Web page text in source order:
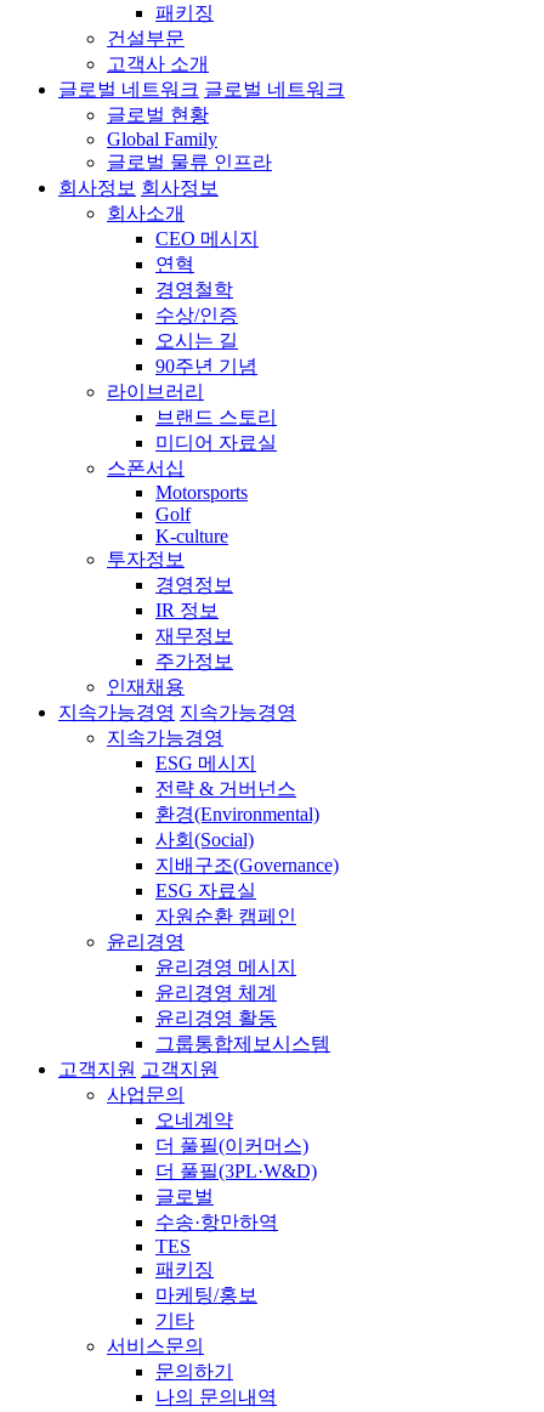
패키징
건설부문
고객사 소개
글로벌 네트워크 글로벌 네트워크
글로벌 현황
Global Family
글로벌 물류 인프라
회사정보 회사정보
회사소개
CEO 메시지
연혁
경영철학
수상/인증
오시는 길
90주년 기념
라이브러리
브랜드 스토리
미디어 자료실
스폰서십
Motorsports
Golf
K-culture
투자정보
경영정보
IR 정보
재무정보
주가정보
인재채용
지속가능경영 지속가능경영
지속가능경영
ESG 메시지
전략 & 거버넌스
환경(Environmental)
사회(Social)
지배구조(Governance)
ESG 자료실
자원순환 캠페인
윤리경영
윤리경영 메시지
윤리경영 체계
윤리경영 활동
그룹통합제보시스템
고객지원 고객지원
사업문의
오네계약
더 풀필(이커머스)
더 풀필(3PL·W&D)
글로벌
수송·항만하역
TES
패키징
마케팅/홍보
기타
서비스문의
문의하기
나의 문의내역